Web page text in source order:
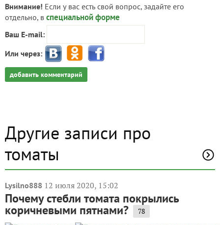
Внимание! Если у вас есть свой вопрос, задайте его
отдельно, в специальной форме
Ваш E-mail:
Или через:
добавить комментарий
Другие записи про
томаты
Lysilno888 12 июля 2020, 15:02
Почему стебли томата покрылись
коричневыми пятнами? 78